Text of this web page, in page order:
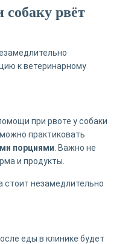
собаку рвёт
к ветеринарному
при рвоте у собаки
практиковать
порциями . Важно не
и продукты.
стоит незамедлительно
еды в клинике будет